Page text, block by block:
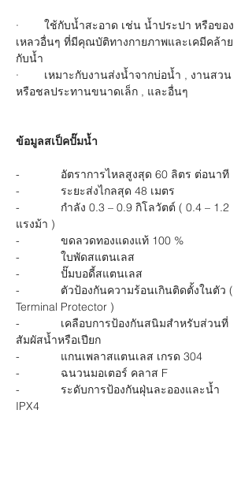
·        ใช้กับน้ำสะอาด เช่น น้ำประปา หรือของ
เหลวอื่นๆ ที่มีคุณบัติทางกายภาพและเคมีคล้าย
กับน้ำ
·        เหมาะกับงานส่งน้ำจากบ่อน้ำ , งานสวน
หรือชลประทานขนาดเล็ก , และอื่นๆ
ข้อมูลสเป็คปั๊มน้ำ
-             อัตราการไหลสูงสุด 60 ลิตร ต่อนาที
-             ระยะส่งไกลสุด 48 เมตร
-             กำลัง 0.3 – 0.9 กิโลวัตต์ ( 0.4 – 1.2
แรงม้า )
-             ขดลวดทองแดงแท้ 100 %
-             ใบพัดสแตนเลส
-             ปั๊มบอดี้สแตนเลส
-             ตัวป้องกันความร้อนเกินติดตั้งในตัว (
Terminal Protector )
-             เคลือบการป้องกันสนิมสำหรับส่วนที่
สัมผัสน้ำหรือเปียก
-             แกนเพลาสแตนเลส เกรด 304
-             ฉนวนมอเตอร์ คลาส F
-             ระดับการป้องกันฝุ่นละอองและน้ำ
IPX4